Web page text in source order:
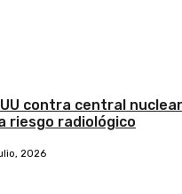
contra central
riesgo radiológico
2026